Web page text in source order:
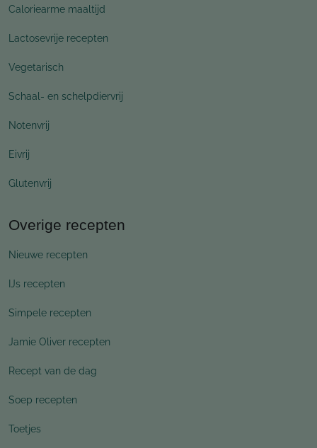
Caloriearme maaltijd
Lactosevrije recepten
Vegetarisch
Schaal- en schelpdiervrij
Notenvrij
Eivrij
Glutenvrij
Overige recepten
Nieuwe recepten
IJs recepten
Simpele recepten
Jamie Oliver recepten
Recept van de dag
Soep recepten
Toetjes